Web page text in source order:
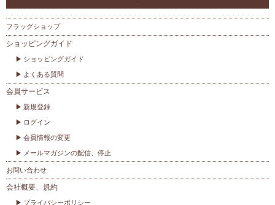
フラッグショップ
ショッピングガイド
ショッピングガイド
よくある質問
会員サービス
新規登録
ログイン
会員情報の変更
メールマガジンの配信、停止
お問い合わせ
会社概要、規約
プライバシーポリシー